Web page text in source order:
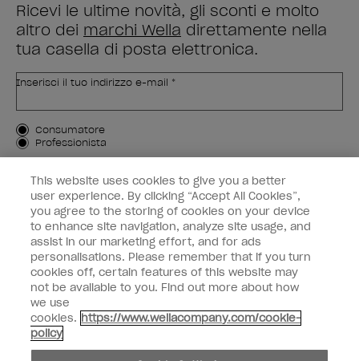
Ricevi le ultime novità, gli sconti e molto
altro dei marchi Wella direttamente nella
tua casella di posta elettronica.
Inserisci il tuo indirizzo e-mail *
Tipo di cliente
Consumatore
Professionista
ISCRIVIMI
Informazioni per i clienti
OPI & voi
instagramfacebook
This website uses cookies to give you a better
user experience. By clicking “Accept All Cookies”,
you agree to the storing of cookies on your device
to enhance site navigation, analyze site usage, and
assist in our marketing effort, and for ads
personalisations. Please remember that if you turn
cookies off, certain features of this website may
not be available to you. Find out more about how
we use
cookies. https://www.wellacompany.com/cookie-
policy